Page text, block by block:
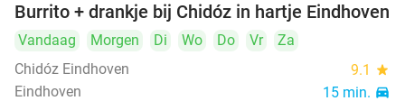
36%
Burrito + drankje bij Chidóz in hartje Eindhoven
Vandaag Morgen Di Wo Do Vr
Za
Chidóz Eindhoven
9.1 star
Eindhoven 15 min. directions_car